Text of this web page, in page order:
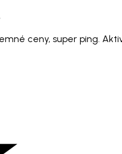
ceny, super ping.